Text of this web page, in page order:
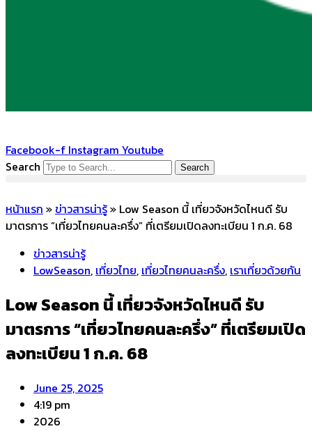
Facebook-f Instagram Youtube
Search
Search
หน้าแรก »ข่าวสารน่ารู้» Low Season นี้ เที่ยวจังหวัดไหนดี รับ
มาตรการ “เที่ยวไทยคนละครึ่ง” ที่เตรียมเปิดลงทะเบียน 1 ก.ค. 68
ข่าวสารน่ารู้
LowSeason, เที่ยวไทย, เที่ยวไทยคนละครึ่ง, เราเที่ยวด้วยกัน
Low Season นี้ เที่ยวจังหวัดไหนดี รับ
มาตรการ “เที่ยวไทยคนละครึ่ง” ที่เตรียมเปิด
ลงทะเบียน 1 ก.ค. 68
June 25, 2025
4:19 pm
2026